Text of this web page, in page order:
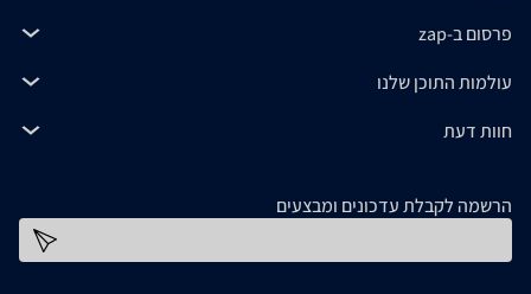
פרסום ב-zap
עולמות התוכן שלנו
חוות דעת
הרשמה לקבלת עדכונים ומבצעים